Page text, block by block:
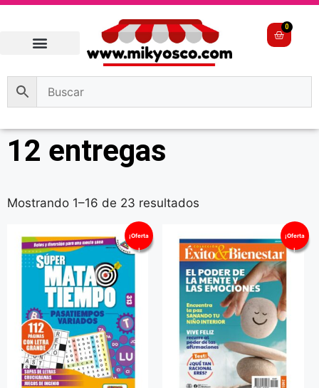
0
12 entregas
Mostrando 1–16 de 23 resultados
¡Oferta
!
¡Oferta
!